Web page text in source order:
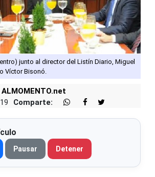
junto al director del Listín Diario, Miguel
Víctor Bisonó.
Comparte:
Pausar Detener